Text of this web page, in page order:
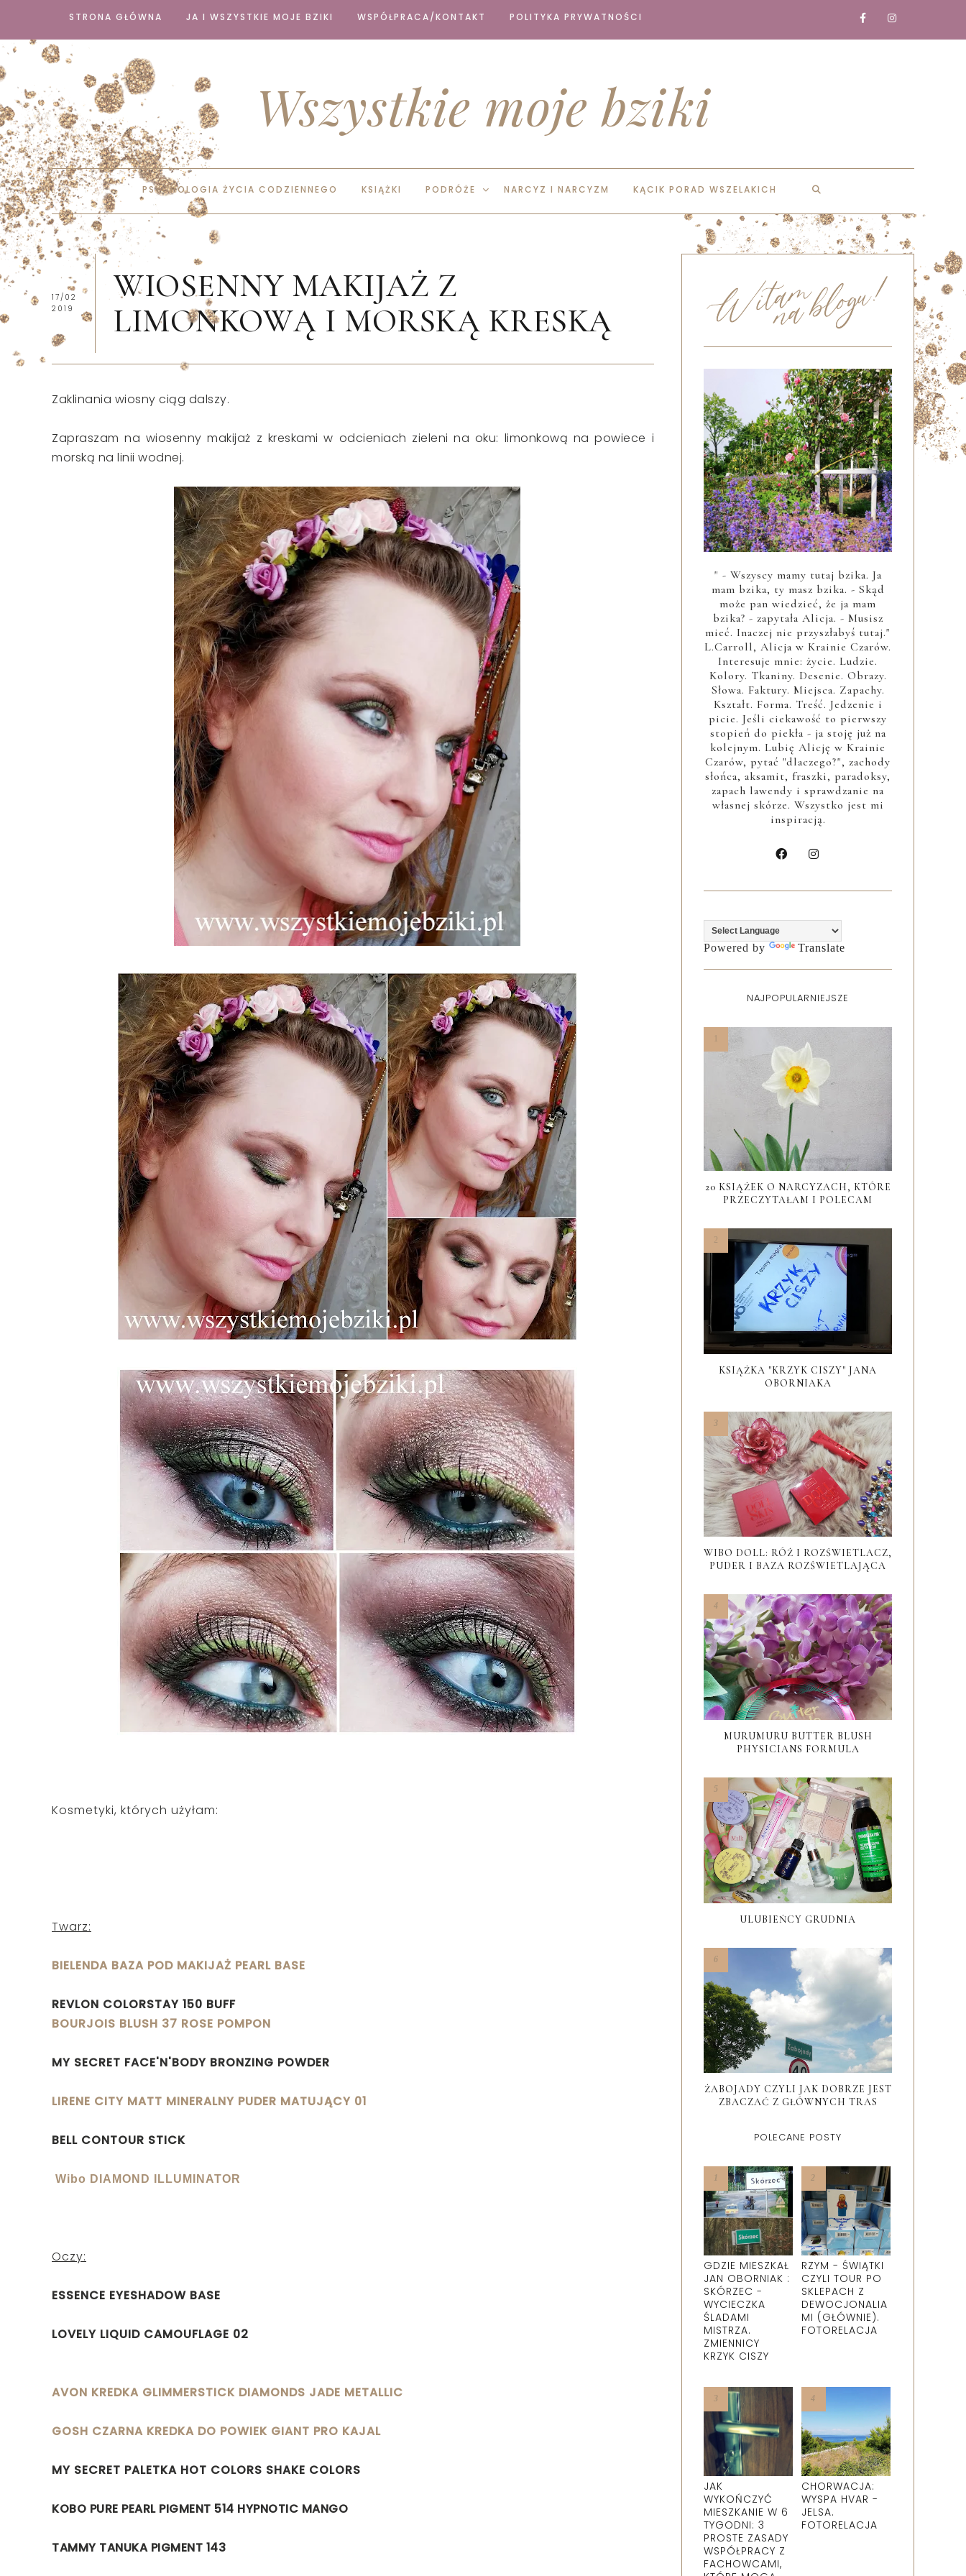
STRONA GŁÓWNA JA I WSZYSTKIE MOJE BZIKI WSPÓŁPRACA/KONTAKT POLITYKA PRYWATNOŚCI
Wszystkie moje bziki
PSYCHOLOGIA ŻYCIA CODZIENNEGO KSIĄŻKI PODRÓŻE NARCYZ I NARCYZM KĄCIK PORAD WSZELAKICH
17/02
2019
WIOSENNY MAKIJAŻ Z
LIMONKOWĄ I MORSKĄ KRESKĄ
Zaklinania wiosny ciąg dalszy.
Zapraszam na wiosenny makijaż z kreskami w odcieniach zieleni na oku: limonkową na powiece i
morską na linii wodnej.
Kosmetyki, których użyłam:
Twarz:
BIELENDA BAZA POD MAKIJAŻ PEARL BASE
REVLON COLORSTAY 150 BUFF
BOURJOIS BLUSH 37 ROSE POMPON
MY SECRET FACE'N'BODY BRONZING POWDER
LIRENE CITY MATT MINERALNY PUDER MATUJĄCY 01
BELL CONTOUR STICK
Wibo DIAMOND ILLUMINATOR
Oczy:
ESSENCE EYESHADOW BASE
LOVELY LIQUID CAMOUFLAGE 02
AVON KREDKA GLIMMERSTICK DIAMONDS JADE METALLIC
GOSH CZARNA KREDKA DO POWIEK GIANT PRO KAJAL
MY SECRET PALETKA HOT COLORS SHAKE COLORS
KOBO PURE PEARL PIGMENT 514 HYPNOTIC MANGO
TAMMY TANUKA PIGMENT 143
" - Wszyscy mamy tutaj bzika. Ja
mam bzika, ty masz bzika. - Skąd
może pan wiedzieć, że ja mam
bzika? - zapytała Alicja. - Musisz
mieć. Inaczej nie przyszłabyś tutaj."
L.Carroll, Alicja w Krainie Czarów.
Interesuje mnie: życie. Ludzie.
Kolory. Tkaniny. Desenie. Obrazy.
Słowa. Faktury. Miejsca. Zapachy.
Kształt. Forma. Treść. Jedzenie i
picie. Jeśli ciekawość to pierwszy
stopień do piekła - ja stoję już na
kolejnym. Lubię Alicję w Krainie
Czarów, pytać "dlaczego?", zachody
słońca, aksamit, fraszki, paradoksy,
zapach lawendy i sprawdzanie na
własnej skórze. Wszystko jest mi
inspiracją.
Powered by Translate
NAJPOPULARNIEJSZE
20 KSIĄŻEK O NARCYZACH, KTÓRE
PRZECZYTAŁAM I POLECAM
KSIĄŻKA "KRZYK CISZY" JANA
OBORNIAKA
WIBO DOLL: RÓŻ I ROZŚWIETLACZ,
PUDER I BAZA ROZŚWIETLAJĄCA
MURUMURU BUTTER BLUSH
PHYSICIANS FORMULA
ULUBIEŃCY GRUDNIA
ŻABOJADY CZYLI JAK DOBRZE JEST
ZBACZAĆ Z GŁÓWNYCH TRAS
POLECANE POSTY
GDZIE MIESZKAŁ
JAN OBORNIAK :
SKÓRZEC -
WYCIECZKA
ŚLADAMI
MISTRZA.
ZMIENNICY
KRZYK CISZY
RZYM - ŚWIĄTKI
CZYLI TOUR PO
SKLEPACH Z
DEWOCJONALIA
MI (GŁÓWNIE).
FOTORELACJA
JAK
WYKOŃCZYĆ
MIESZKANIE W 6
TYGODNI: 3
PROSTE ZASADY
WSPÓŁPRACY Z
FACHOWCAMI,
CHORWACJA:
WYSPA HVAR -
JELSA.
FOTORELACJA